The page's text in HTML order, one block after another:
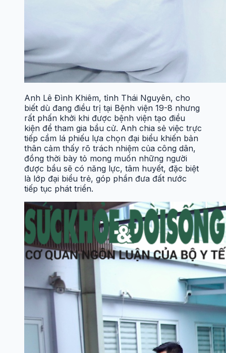
Anh Lê Đình Khiêm, tỉnh Thái Nguyên, cho
biết dù đang điều trị tại Bệnh viện 19-8 nhưng
rất phấn khởi khi được bệnh viện tạo điều
kiện để tham gia bầu cử. Anh chia sẻ việc trực
tiếp cầm lá phiếu lựa chọn đại biểu khiến bản
thân cảm thấy rõ trách nhiệm của công dân,
đồng thời bày tỏ mong muốn những người
được bầu sẽ có năng lực, tâm huyết, đặc biệt
là lớp đại biểu trẻ, góp phần đưa đất nước
tiếp tục phát triển.